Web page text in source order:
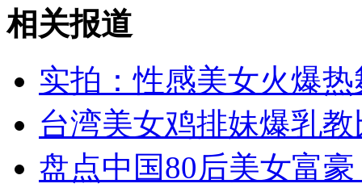
的哥中彩603万 出10块钱好友起诉要一半
山西运城恶犬咬伤多人 警民合力深夜将其击毙
女孩北京地铁殴打老人 痛下狠手拳打脚踢
相关报道
实拍：性感美女火爆热
台湾美女鸡排妹爆乳
盘点中国80后美女富